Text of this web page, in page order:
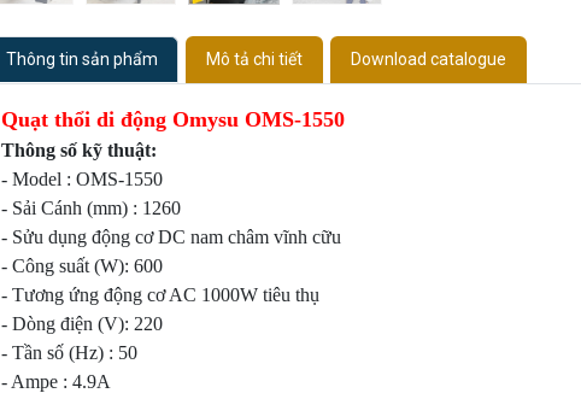
Thông tin sản phẩm Mô tả chi tiết Download catalogue
Quạt thổi di động Omysu OMS-1550
Thông số kỹ thuật:
- Model : OMS-1550
- Sải Cánh (mm) : 1260
- Sửu dụng động cơ DC nam châm vĩnh cữu
- Công suất (W): 600
- Tương ứng động cơ AC 1000W tiêu thụ
- Dòng điện (V): 220
- Tần số (Hz) : 50
- Ampe : 4.9A